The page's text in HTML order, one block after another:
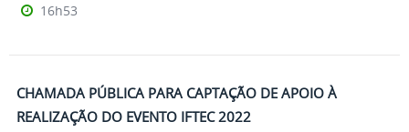
16h53
CHAMADA PÚBLICA PARA CAPTAÇÃO DE APOIO À
REALIZAÇÃO DO EVENTO IFTEC 2022